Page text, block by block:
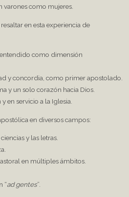
varones como mujeres.
en esta experiencia de
como dimensión
y concordia, como primer apostolado.
y un solo corazón hacia Dios.
en servicio a la Iglesia.
en diversos campos:
y las letras.
en múltiples ámbitos.
“ad gentes”.